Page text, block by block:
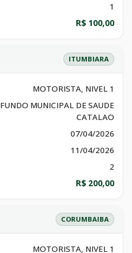
1
R$ 100,00
ITUMBIARA
MOTORISTA, NIVEL 1
FUNDO MUNICIPAL DE SAUDE
CATALAO
07/04/2026
11/04/2026
2
R$ 200,00
CORUMBAIBA
MOTORISTA, NIVEL 1